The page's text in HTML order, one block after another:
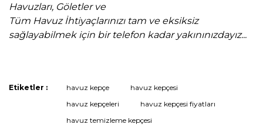
Havuzları, Göletler ve
Tüm Havuz İhtiyaçlarınızı tam ve eksiksiz
sağlayabilmek için bir telefon kadar yakınınızdayız...
Bu ürüne ilk yorumu siz yapın!
Etiketler : havuz kepçe
havuz kepçesi
havuz kepçeleri
havuz kepçesi fiyatları
havuz temizleme kepçesi